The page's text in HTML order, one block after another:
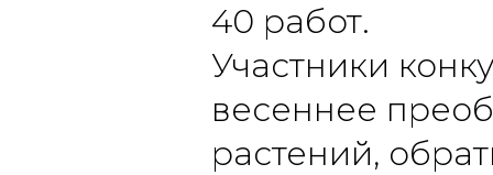
40 работ.
Участники
весеннее
растений,